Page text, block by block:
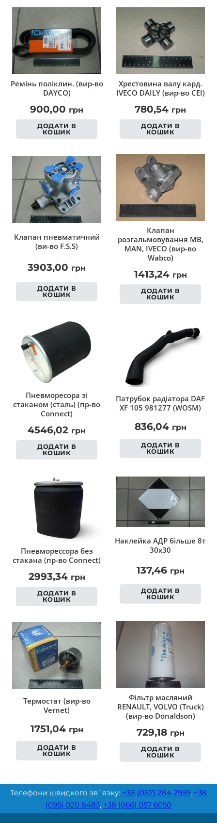
Ремінь поліклин. (вир-во
DAYCO)
900,00 грн
ДОДАТИ В
КОШИК
Хрестовина валу кард.
IVECO DAILY (вир-во CEI)
780,54 грн
ДОДАТИ В
КОШИК
Клапан пневматичний
(ви-во F.S.S)
3903,00 грн
ДОДАТИ В
КОШИК
Клапан
розгальмовування MB,
MAN, IVECO (вир-во
Wabco)
1413,24 грн
ДОДАТИ В
КОШИК
Пневморесора зі
стаканом (сталь) (пр-во
Connect)
4546,02 грн
ДОДАТИ В
КОШИК
Патрубок радіатора DAF
XF 105 981277 (WOSM)
836,04 грн
ДОДАТИ В
КОШИК
Пневморессора без
стакана (пр-во Connect)
2993,34 грн
ДОДАТИ В
КОШИК
Наклейка АДР більше 8т
30х30
137,46 грн
ДОДАТИ В
КОШИК
Термостат (вир-во
Vernet)
1751,04 грн
ДОДАТИ В
КОШИК
Фільтр масляний
RENAULT, VOLVO (Truck)
(вир-во Donaldson)
729,18 грн
ДОДАТИ В
КОШИК
Телефони швидкого зв`язку: +38 (067) 284 2959, +38
(095) 020 8483, +38 (066) 057 6050